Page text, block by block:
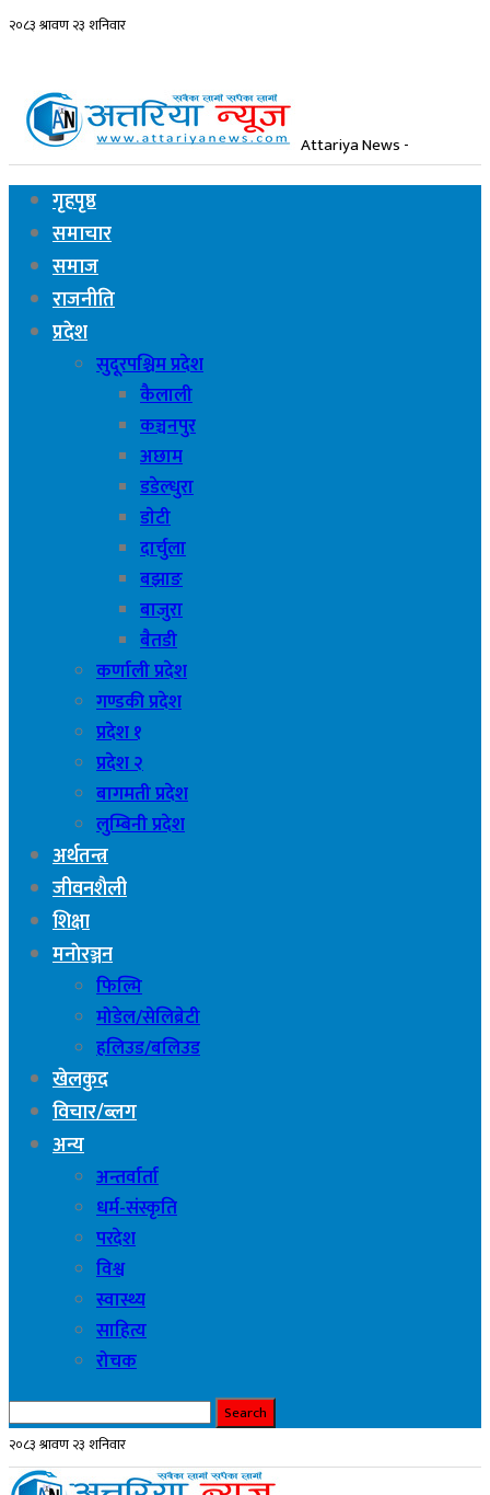
Attariya News -
गृहपृष्ठ
समाचार
समाज
राजनीति
प्रदेश
सुदूरपश्चिम प्रदेश
कैलाली
कञ्चनपुर
अछाम
डडेल्धुरा
डाेटी
दार्चुला
बझाङ
बाजुरा
बैतडी
कर्णाली प्रदेश
गण्डकी प्रदेश
प्रदेश १
प्रदेश २
बागमती प्रदेश
लुम्बिनी प्रदेश
अर्थतन्त्र
जीवनशैली
शिक्षा
मनाेरञ्जन
फिल्मि
मोडेल/सेलिब्रेटी
हलिउड/बलिउड
खेलकुद
विचार/ब्लग
अन्य
अन्तर्वार्ता
धर्म-संस्कृति
परदेश
विश्व
स्वास्थ्य
साहित्य
रोचक